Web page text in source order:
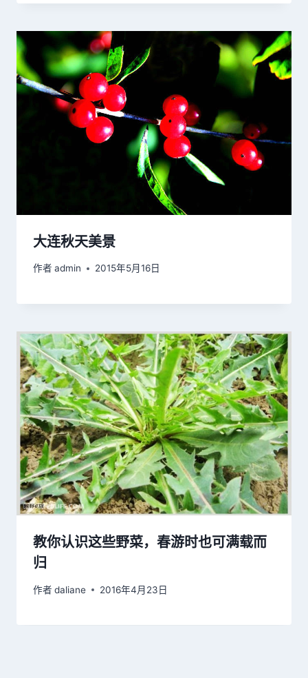
大连秋天美景
作者 admin 2015年5月16日
教你认识这些野菜，春游时也可满载而
归
作者 daliane 2016年4月23日